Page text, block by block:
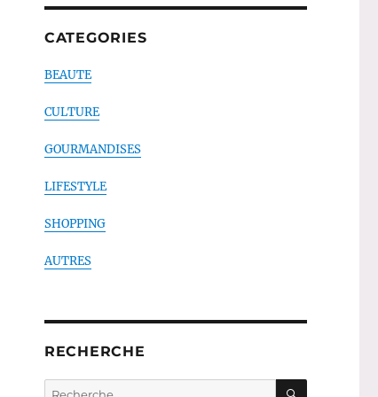
CATEGORIES
BEAUTE
CULTURE
GOURMANDISES
LIFESTYLE
SHOPPING
AUTRES
RECHERCHE
Recherche